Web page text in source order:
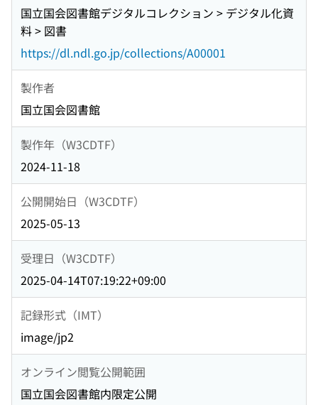
国立国会図書館デジタルコレクション > デジタル化資
料 > 図書
https://dl.ndl.go.jp/collections/A00001
製作者
国立国会図書館
製作年（W3CDTF）
2024-11-18
公開開始日（W3CDTF）
2025-05-13
受理日（W3CDTF）
2025-04-14T07:19:22+09:00
記録形式（IMT）
image/jp2
オンライン閲覧公開範囲
国立国会図書館内限定公開